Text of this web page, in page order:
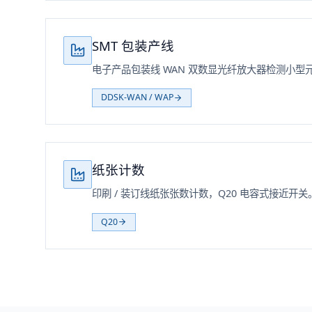
SMT 包装产线
电子产品包装线 WAN 双数显光纤放大器检测小型元
DDSK-WAN / WAP
纸张计数
印刷 / 装订线纸张张数计数，Q20 电容式接近开关。
Q20